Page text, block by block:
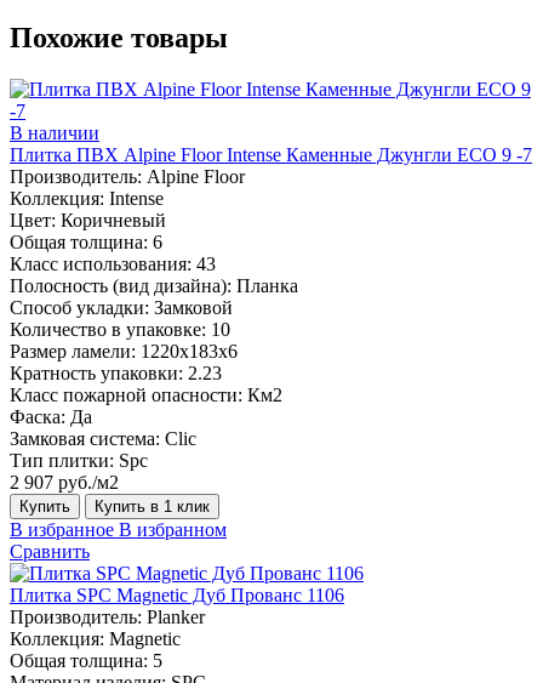
Похожие товары
В наличии
Плитка ПВХ Alpine Floor Intense Каменные Джунгли ECO 9 -7
Производитель: Alpine Floor
Коллекция: Intense
Цвет: Коричневый
Общая толщина: 6
Класс использования: 43
Полосность (вид дизайна): Планка
Способ укладки: Замковой
Количество в упаковке: 10
Размер ламели: 1220х183х6
Кратность упаковки: 2.23
Класс пожарной опасности: Км2
Фаска: Да
Замковая система: Сlic
Тип плитки: Spc
2 907 руб./м2
Купить Купить в 1 клик
В избранное В избранном
Сравнить
Плитка SPC Magnetic Дуб Прованс 1106
Производитель: Planker
Коллекция: Magnetic
Общая толщина: 5